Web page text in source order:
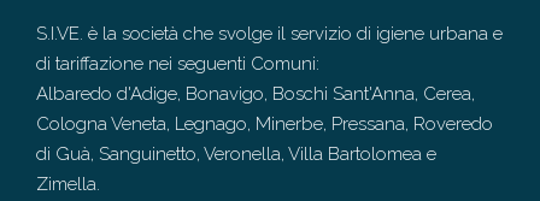
S.I.VE. è la società che svolge il servizio di igiene urbana e
di tariffazione nei seguenti Comuni:
Albaredo d'Adige, Bonavigo, Boschi Sant'Anna, Cerea,
Cologna Veneta, Legnago, Minerbe, Pressana, Roveredo
di Guà, Sanguinetto, Veronella, Villa Bartolomea e
Zimella.